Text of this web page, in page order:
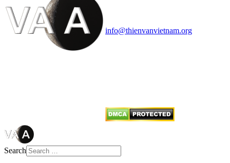
info@thienvanvietnam.org
Search